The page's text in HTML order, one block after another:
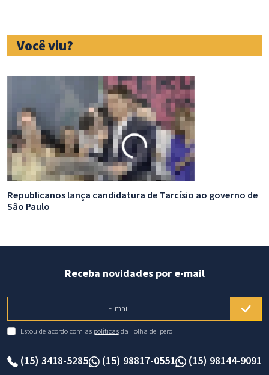
Você viu?
Republicanos lança candidatura de Tarcísio ao governo de
São Paulo
(15) 3418-5285 (15) 98817-0551 (15) 98144-9091
Receba novidades por e-mail
E-mail
Estou de acordo com as políticasda Folha de Ipero